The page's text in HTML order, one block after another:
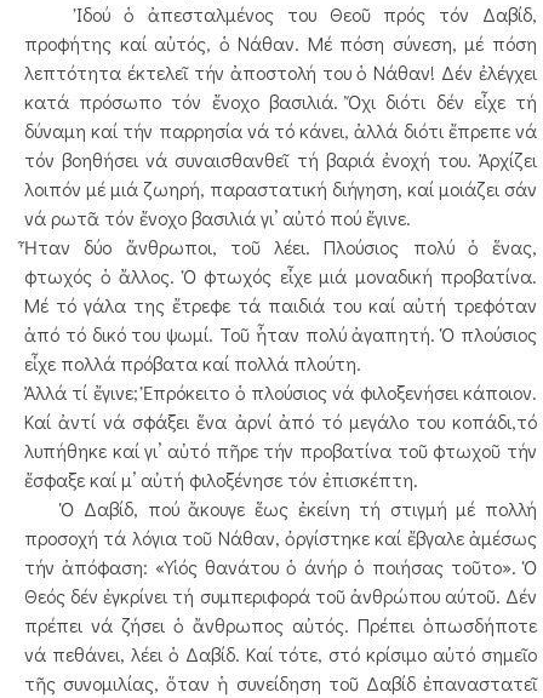
Ἰδού ὁ ἀπεσταλμένος του Θεοῦ πρός τόν Δαβίδ,
προφήτης καί αὐτός, ὁ Νάθαν. Μέ πόση σύνεση, μέ πόση
λεπτότητα έκτελεῖ τήν ἀποστολή του ὁ Νάθαν! Δέν ἐλέγχει
κατά πρόσωπο τόν ἔνοχο βασιλιά. Ὄχι διότι δέν εἶχε τή
δύναμη καί τήν παρρησία νά τό κάνει, ἀλλά διότι ἔπρεπε νά
τόν βοηθήσει νά συναισθανθεῖ τή βαριά ἐνοχή του. Ἀρχίζει
λοιπόν μέ μιά ζωηρή, παραστατική διήγηση, καί μοιάζει σάν
νά ρωτᾶ τόν ἔνοχο βασιλιά γι’ αὐτό πού ἔγινε.
Ἦταν δύο ἄνθρωποι, τοῦ λέει. Πλούσιος πολύ ὁ ἕνας,
φτωχός ὁ ἄλλος. Ὁ φτωχός εἶχε μιά μοναδική προβατίνα.
Μέ τό γάλα της ἔτρεφε τά παιδιά του καί αὐτή τρεφόταν
ἀπό τό δικό του ψωμί. Τοῦ ἦταν πολύ ἀγαπητή. Ὁ πλούσιος
εἶχε πολλά πρόβατα καί πολλά πλούτη.
Ἀλλά τί ἔγινε; Ἐπρόκειτο ὁ πλούσιος νά φιλοξενήσει κάποιον.
Καί ἀντί νά σφάξει ἕνα ἀρνί ἀπό τό μεγάλο του κοπάδι,τό
λυπήθηκε καί γι’ αὐτό πῆρε τήν προβατίνα τοῦ φτωχοῦ τήν
ἔσφαξε καί μ’ αὐτή φιλοξένησε τόν ἐπισκέπτη.
Ὁ Δαβίδ, πού ἄκουγε ἕως ἐκείνη τή στιγμή μέ πολλή
προσοχή τά λόγια τοῦ Νάθαν, ὀργίστηκε καί ἔβγαλε ἀμέσως
τήν ἀπόφαση: «Υἱός θανάτου ὁ άνήρ ὁ ποιήσας τοῦτο». Ὁ
Θεός δέν ἐγκρίνει τή συμπεριφορά τοῦ ἀνθρώπου αύτοῦ. Δέν
πρέπει νά ζήσει ὁ ἄνθρωπος αὐτός. Πρέπει ὁπωσδήποτε
νά πεθάνει, λέει ὁ Δαβίδ. Καί τότε, στό κρίσιμο αὐτό σημεῖο
τῆς συνομιλίας, ὅταν ἡ συνείδηση τοῦ Δαβίδ ἐπαναστατεῖ